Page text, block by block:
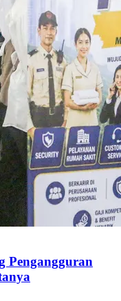
Pengangguran